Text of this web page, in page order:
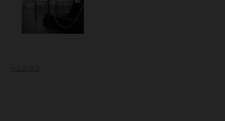
« zurück